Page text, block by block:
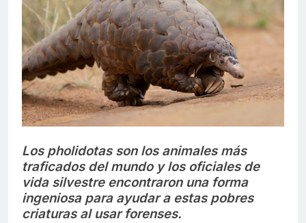
Libre
Crucero en México te
lleva a lugares
paranormales con
binoculares de visión
nocturna y reuniones de
secuestrados
7 Años Atrás
La Inteligencia Artificial
deepfake de Samsung
fabrica un clip de
movimiento desde una
sola foto
7 Años Atrás
Los pholidotas son los animales más
traficados del mundo y los oficiales de
vida silvestre encontraron una forma
ingeniosa para ayudar a estas pobres
criaturas al usar forenses.